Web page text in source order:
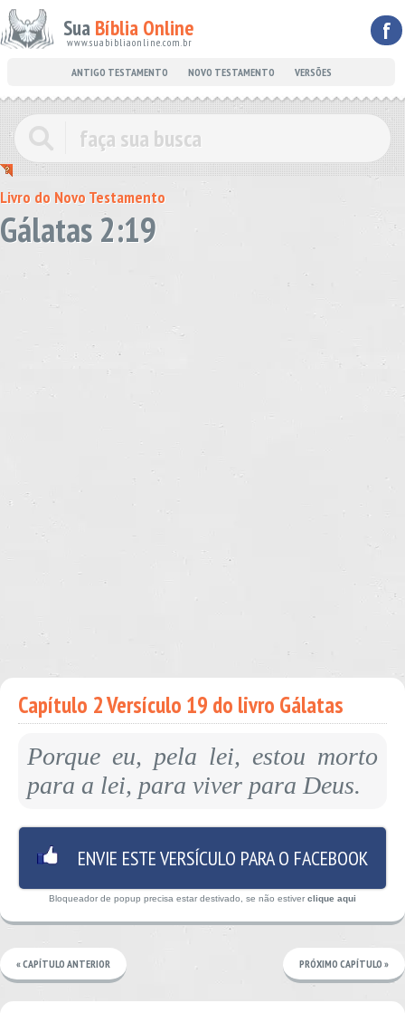
Sua Bíblia Online
www.suabibliaonline.com.br f
ANTIGO TESTAMENTO NOVO TESTAMENTO VERSÕES
Livro do Novo Testamento
Gálatas 2:19
Capítulo 2 Versículo 19 do livro Gálatas
Porque eu, pela lei, estou morto
para a lei, para viver para Deus.
ENVIE ESTE VERSÍCULO PARA O FACEBOOK
Bloqueador de popup precisa estar destivado, se não estiver clique aqui
« CAPÍTULO ANTERIOR PRÓXIMO CAPÍTULO »